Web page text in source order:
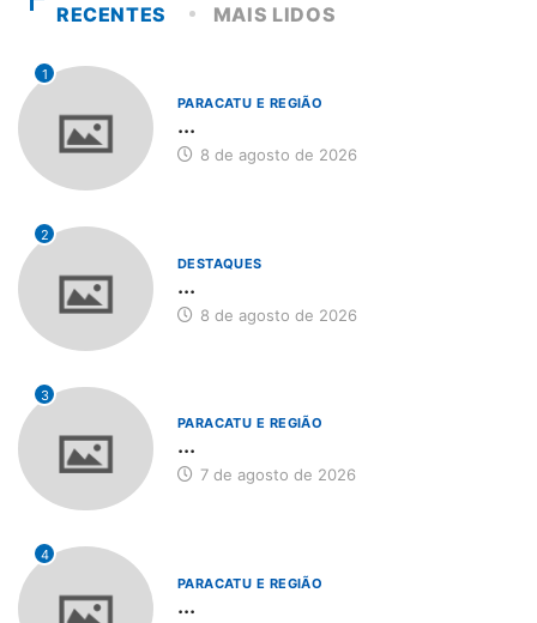
RECENTES MAIS LIDOS
1
PARACATU E REGIÃO
...
8 de agosto de 2026
2
DESTAQUES
...
8 de agosto de 2026
3
PARACATU E REGIÃO
...
7 de agosto de 2026
4
PARACATU E REGIÃO
...